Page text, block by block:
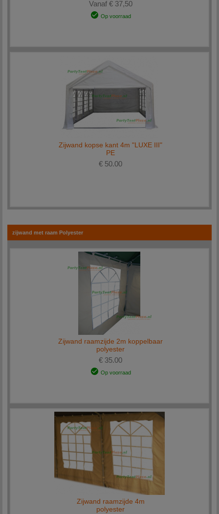
Vanaf € 37,50
Op voorraad
Zijwand kopse kant 4m "LUXE III"
PE
€ 50.00
zijwand met raam Polyester
Zijwand raamzijde 2m koppelbaar
polyester
€ 35.00
Op voorraad
Zijwand raamzijde 4m
polyester